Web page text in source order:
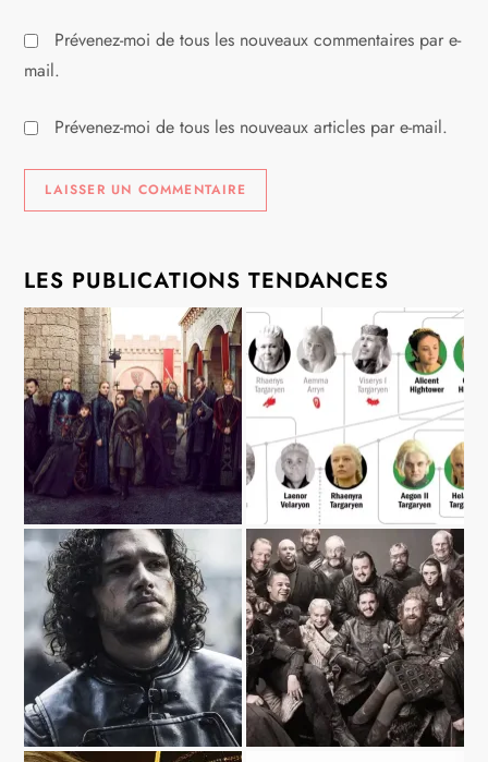
Prévenez-moi de tous les nouveaux commentaires par e-
mail.
Prévenez-moi de tous les nouveaux articles par e-mail.
LES PUBLICATIONS TENDANCES